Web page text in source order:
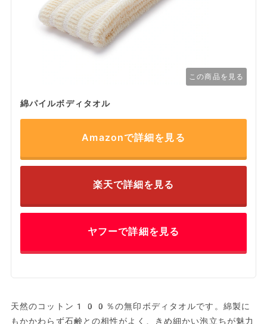
この商品を見る
綿パイルボディタオル
Amazonで詳細を見る
楽天で詳細を見る
ヤフーで詳細を見る
天然のコットン100％の無印ボディタオルです。綿製に
もかかわらず石鹸との相性がよく、きめ細かい泡立ちが魅力